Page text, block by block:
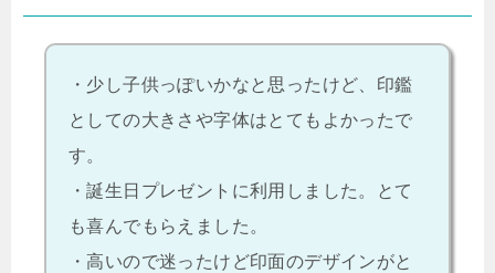
・少し子供っぽいかなと思ったけど、印鑑
としての大きさや字体はとてもよかったで
す。
・誕生日プレゼントに利用しました。とて
も喜んでもらえました。
・高いので迷ったけど印面のデザインがと